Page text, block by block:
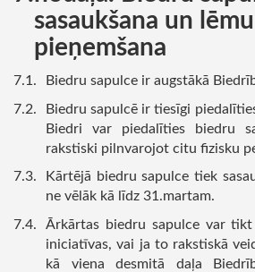
sasaukšana un
pieņemšana
Biedru sapulce ir augstākā
Biedru sapulcē ir tiesīgi
Biedri var piedalīties biedru
rakstiski pilnvarojot citu fizisku
Kārtējā biedru sapulce tiek
ne vēlāk kā līdz 31.martam.
Ārkārtas biedru sapulce var tikt
iniciatīvas, vai ja to rakstiskā
kā viena desmitā daļa